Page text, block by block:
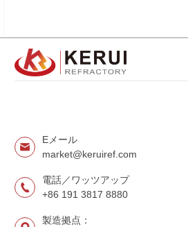
Eメール
market@keruiref.com
電話／ワッツアップ
+86 191 3817 8880
製造拠点：